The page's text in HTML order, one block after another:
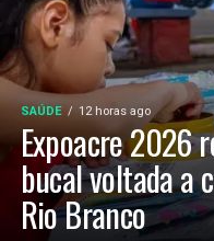
SAÚDE 12 horas ago
Expoacre 2026
bucal voltada a
Rio Branco